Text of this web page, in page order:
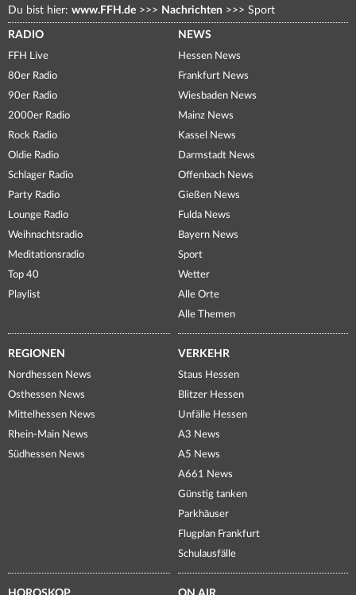
Du bist hier: www.FFH.de >>> Nachrichten >>> Sport
RADIO
FFH Live
80er Radio
90er Radio
2000er Radio
Rock Radio
Oldie Radio
Schlager Radio
Party Radio
Lounge Radio
Weihnachtsradio
Meditationsradio
Top 40
Playlist
NEWS
Hessen News
Frankfurt News
Wiesbaden News
Mainz News
Kassel News
Darmstadt News
Offenbach News
Gießen News
Fulda News
Bayern News
Sport
Wetter
Alle Orte
Alle Themen
REGIONEN
Nordhessen News
Osthessen News
Mittelhessen News
Rhein-Main News
Südhessen News
VERKEHR
Staus Hessen
Blitzer Hessen
Unfälle Hessen
A3 News
A5 News
A661 News
Günstig tanken
Parkhäuser
Flugplan Frankfurt
Schulausfälle